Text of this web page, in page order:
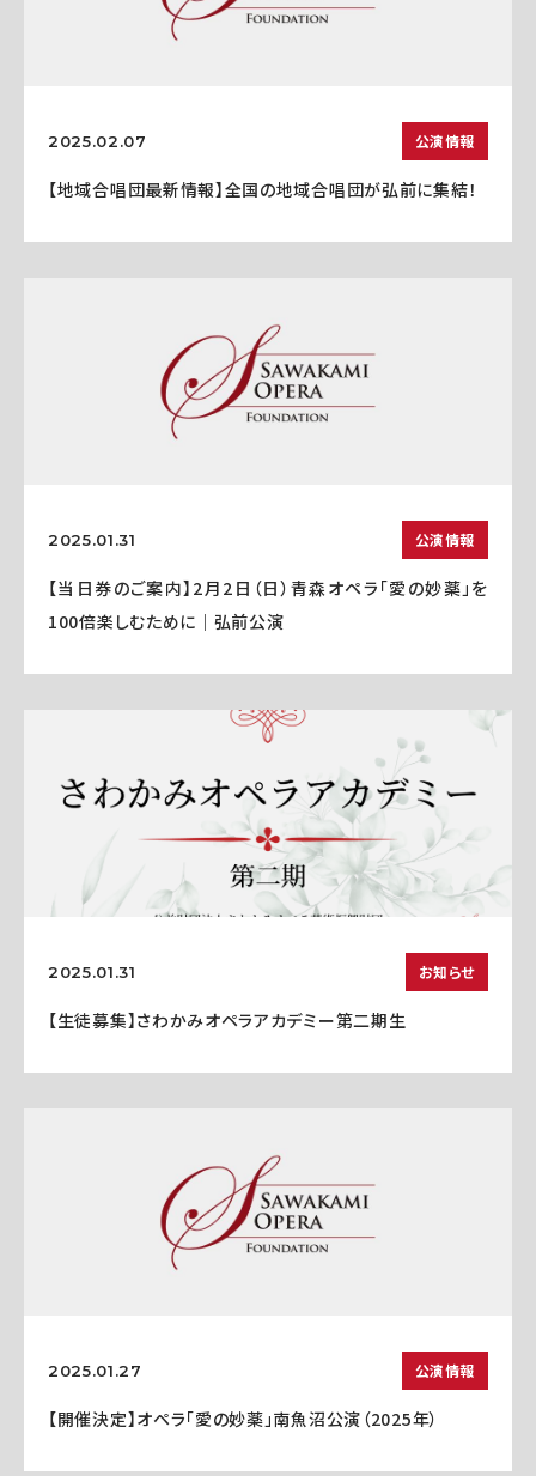
2025.02.07 公演情報
【地域合唱団最新情報】全国の地域合唱団が弘前に集結！
2025.01.31 公演情報
【当日券のご案内】2月2日（日）青森オペラ「愛の妙薬」を
100倍楽しむために｜弘前公演
2025.01.31 お知らせ
【生徒募集】さわかみオペラアカデミー第二期生
2025.01.27 公演情報
【開催決定】オペラ「愛の妙薬」南魚沼公演（2025年）